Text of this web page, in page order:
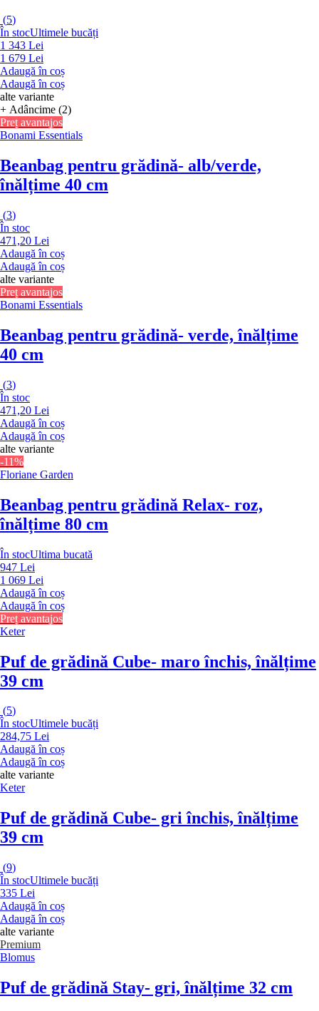
(5)
În stocUltimele bucăți
1 343 Lei
1 679 Lei
Adaugă în coș
Adaugă în coș
alte variante
+ Adâncime (2)
Preț avantajos
Bonami Essentials
Beanbag pentru grădină- alb/verde,
înălțime 40 cm
(3)
În stoc
471,20 Lei
Adaugă în coș
Adaugă în coș
alte variante
Preț avantajos
Bonami Essentials
Beanbag pentru grădină- verde, înălțime
40 cm
(3)
În stoc
471,20 Lei
Adaugă în coș
Adaugă în coș
alte variante
-11%
Floriane Garden
Beanbag pentru grădină Relax- roz,
înălțime 80 cm
În stocUltima bucată
947 Lei
1 069 Lei
Adaugă în coș
Adaugă în coș
Preț avantajos
Keter
Puf de grădină Cube- maro închis, înălțime
39 cm
(5)
În stocUltimele bucăți
284,75 Lei
Adaugă în coș
Adaugă în coș
alte variante
Keter
Puf de grădină Cube- gri închis, înălțime
39 cm
(9)
În stocUltimele bucăți
335 Lei
Adaugă în coș
Adaugă în coș
alte variante
Premium
Blomus
Puf de grădină Stay- gri, înălțime 32 cm